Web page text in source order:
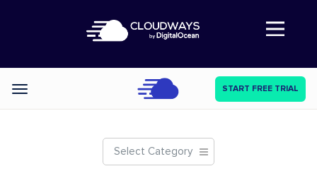
Abre a navegação
Categories START FREE TRIAL
Select Category